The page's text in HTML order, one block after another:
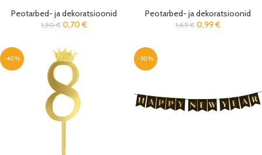
Peotarbed- ja dekoratsioonid
1,50€ 0,70 €
Peotarbed- ja dekoratsioonid
1,65€ 0,99€
-40% -50%